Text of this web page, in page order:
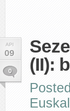
API
09
0
(II):